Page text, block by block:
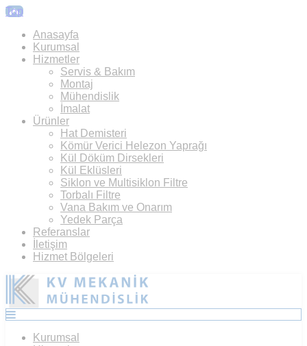
Top
Anasayfa
Kurumsal
Hizmetler
Servis & Bakım
Montaj
Mühendislik
İmalat
Ürünler
Hat Demisteri
Kömür Verici Helezon Yaprağı
Kül Döküm Dirsekleri
Kül Eklüsleri
Siklon ve Multisiklon Filtre
Torbalı Filtre
Vana Bakım ve Onarım
Yedek Parça
Referanslar
İletişim
Hizmet Bölgeleri
Kurumsal